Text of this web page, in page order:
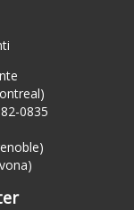
0835